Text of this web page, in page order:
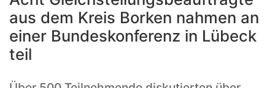
aus dem Kreis Borken nahmen an
einer Bundeskonferenz in Lübeck
teil